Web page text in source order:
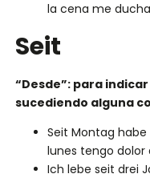
la cena me
Seit
“Desde”: para
sucediendo alguna
Seit Montag
lunes tengo dolor
Ich lebe seit drei